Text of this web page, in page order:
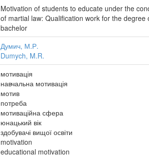
Motivation of students to educate under the
of martial law: Qualification work for the degree
bachelor
Думич, М.Р.
Dumych, M.R.
мотивація
навчальна мотивація
мотив
потреба
мотиваційна сфера
юнацький вік
здобувачі вищої освіти
motivation
educational motivation